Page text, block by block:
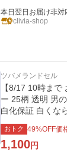
本日翌日お届け非対
clivia-shop
ツバメランドセル
【8/17 10時ま
ー 25柄 透明 男の子 女の子 反射 防水 撥水 2年
白化保証 白くな
猫 恐竜 電車
おトク 49%OFF価
1,100円